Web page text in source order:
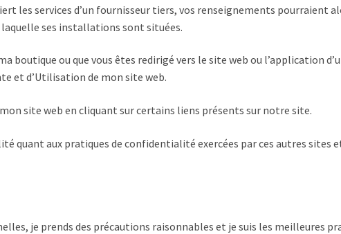
les services d’un fournisseur tiers, vos renseignements pourraient
ses installations sont situées.
boutique ou que vous êtes redirigé vers le site web ou l’application
et d’Utilisation de mon site web.
site web en cliquant sur certains liens présents sur notre site.
quant aux pratiques de confidentialité exercées par ces autres
je prends des précautions raisonnables et je suis les meilleures